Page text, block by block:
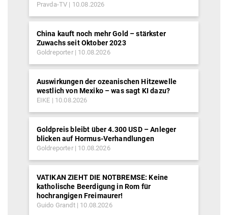
Pravda-TV 10.08.2026
China kauft noch mehr Gold – stärkster
Zuwachs seit Oktober 2023
Goldreporter 10.08.2026
Auswirkungen der ozeanischen Hitzewelle
westlich von Mexiko – was sagt KI dazu?
EIKE 10.08.2026
Goldpreis bleibt über 4.300 USD – Anleger
blicken auf Hormus-Verhandlungen
Goldreporter 10.08.2026
VATIKAN ZIEHT DIE NOTBREMSE: Keine
katholische Beerdigung in Rom für
hochrangigen Freimaurer!
Guido Grandt 10.08.2026